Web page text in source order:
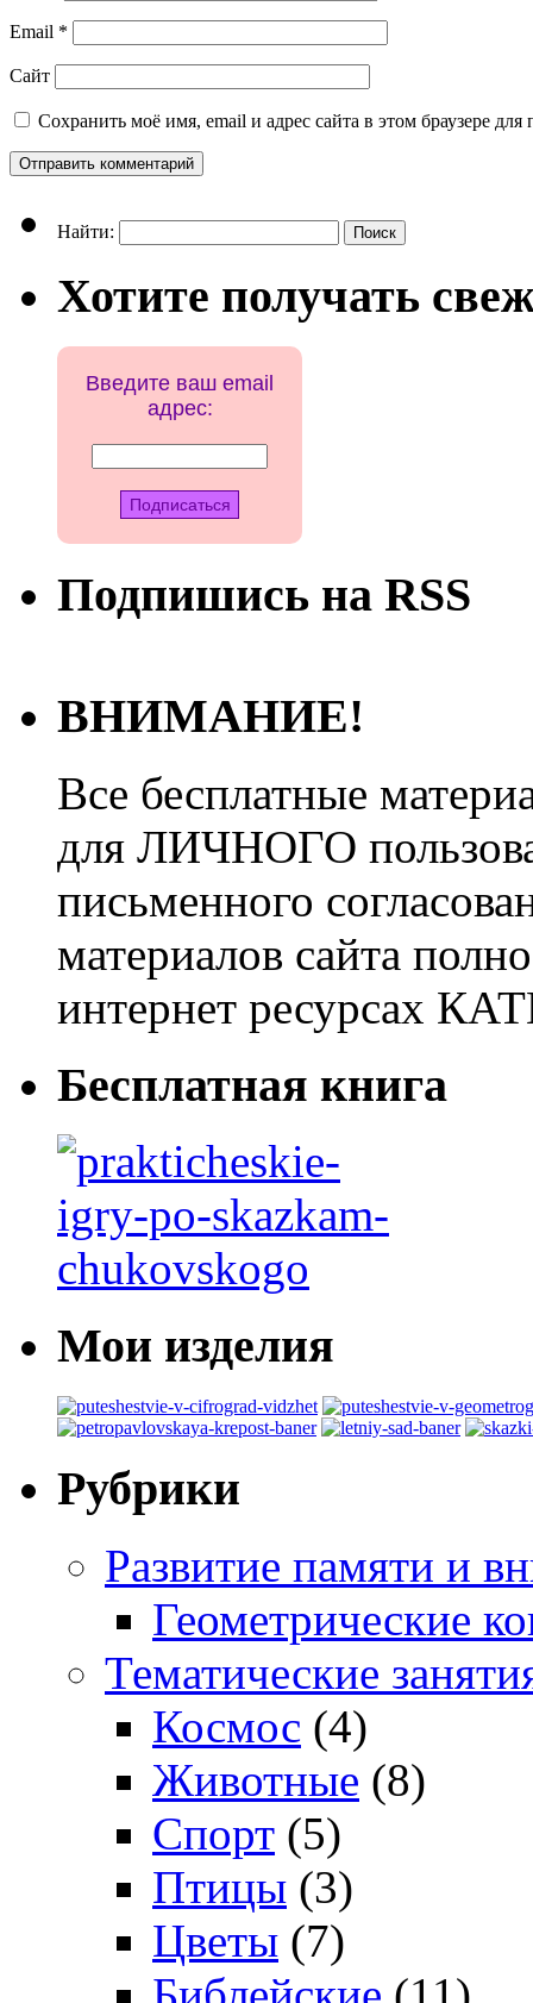
Email *
Сайт
Сохранить моё имя, email и адрес сайта в этом браузере
Найти:
Хотите получать
Введите ваш email
адрес:
Подпишись на RSS
ВНИМАНИЕ!
Все бесплатные
для ЛИЧНОГО
письменного
материалов сайта
интернет ресурсах
Бесплатная книга
Мои изделия
Рубрики
Развитие памяти и
Геометрические
Тематические
Космос (4)
Животные (8)
Спорт (5)
Птицы (3)
Цветы (7)